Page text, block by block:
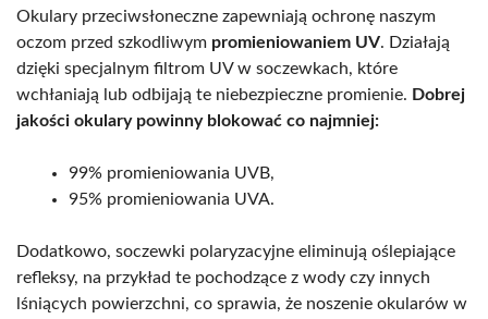
Okulary przeciwsłoneczne zapewniają ochronę naszym
oczom przed szkodliwym promieniowaniem UV. Działają
dzięki specjalnym filtrom UV w soczewkach, które
wchłaniają lub odbijają te niebezpieczne promienie. Dobrej
jakości okulary powinny blokować co najmniej:
99% promieniowania UVB,
95% promieniowania UVA.
Dodatkowo, soczewki polaryzacyjne eliminują oślepiające
refleksy, na przykład te pochodzące z wody czy innych
lśniących powierzchni, co sprawia, że noszenie okularów w